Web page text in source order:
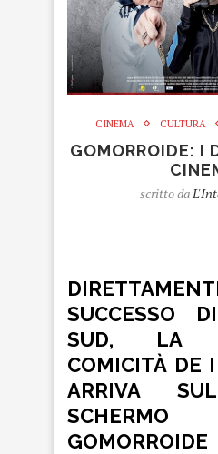
CINEMA CULTURA
GOMORROIDE: I
scritto da
SUCCESSO
SUD, LA
COMICITÀ DE
ARRIVA
GOMORROIDE